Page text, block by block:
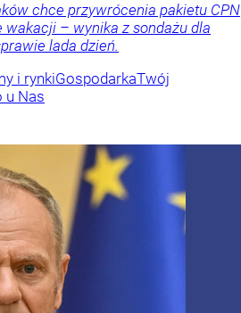
chce przywrócenia pakietu CPN
– wynika z sondażu dla
lada dzień.
i rynkiGospodarkaTwój
u Nas